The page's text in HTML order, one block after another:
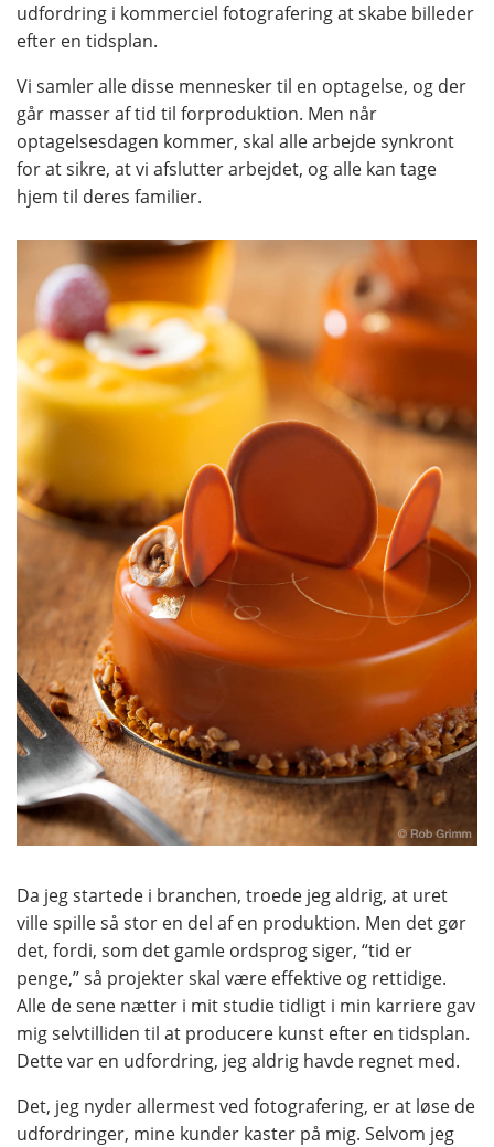
udfordring i kommerciel fotografering at skabe billeder
efter en tidsplan.
Vi samler alle disse mennesker til en optagelse, og der
går masser af tid til forproduktion. Men når
optagelsesdagen kommer, skal alle arbejde synkront
for at sikre, at vi afslutter arbejdet, og alle kan tage
hjem til deres familier.
Da jeg startede i branchen, troede jeg aldrig, at uret
ville spille så stor en del af en produktion. Men det gør
det, fordi, som det gamle ordsprog siger, “tid er
penge,” så projekter skal være effektive og rettidige.
Alle de sene nætter i mit studie tidligt i min karriere gav
mig selvtilliden til at producere kunst efter en tidsplan.
Dette var en udfordring, jeg aldrig havde regnet med.
Det, jeg nyder allermest ved fotografering, er at løse de
udfordringer, mine kunder kaster på mig. Selvom jeg